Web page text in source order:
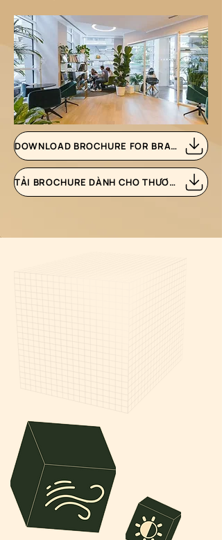
DOWNLOAD BROCHURE FOR BRANDS
TẢI BROCHURE DÀNH CHO THƯƠNG HIỆU